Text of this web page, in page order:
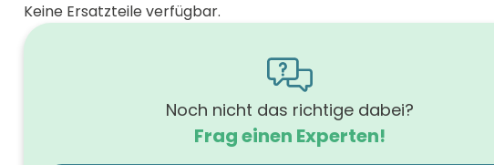
Keine Ersatzteile verfügbar.
Noch nicht das richtige dabei?
Frag einen Experten!